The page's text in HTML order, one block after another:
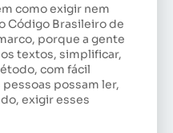
como exigir nem
Código Brasileiro de
porque a gente
textos, simplificar,
com fácil
possam ler,
exigir esses